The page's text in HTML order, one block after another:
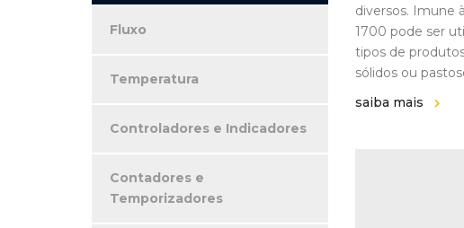
Fluxo
Temperatura
Controladores e Indicadores
Contadores e
Temporizadores
diversos. Imune
1700 pode ser
tipos de
sólidos ou
saiba mais